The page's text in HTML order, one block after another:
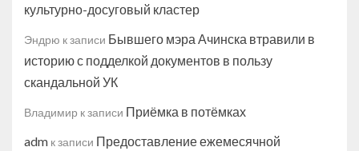
культурно-досуговый кластер
Эндрю к записи Бывшего мэра Ачинска втравили в
историю с подделкой документов в пользу
скандальной УК
Владимир к записи Приёмка в потёмках
adm к записи Предоставление ежемесячной